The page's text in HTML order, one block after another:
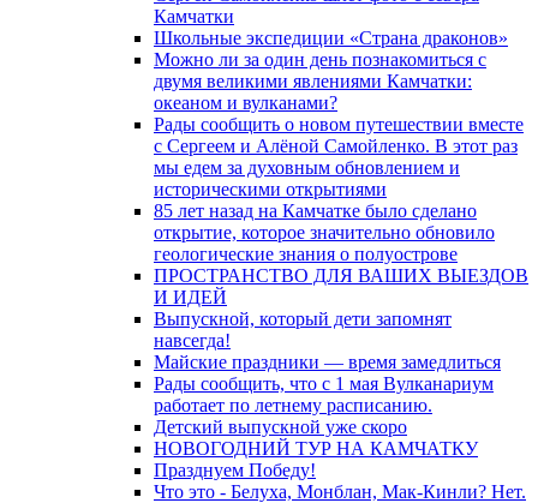
Камчатки
Школьные экспедиции «Страна драконов»
Можно ли за один день познакомиться с
двумя великими явлениями Камчатки:
океаном и вулканами?
Рады сообщить о новом путешествии вместе
с Сергеем и Алёной Самойленко. В этот раз
мы едем за духовным обновлением и
историческими открытиями
85 лет назад на Камчатке было сделано
открытие, которое значительно обновило
геологические знания о полуострове
ПРОСТРАНСТВО ДЛЯ ВАШИХ ВЫЕЗДОВ
И ИДЕЙ
Выпускной, который дети запомнят
навсегда!
Майские праздники — время замедлиться
Рады сообщить, что с 1 мая Вулканариум
работает по летнему расписанию.
Детский выпускной уже скоро
НОВОГОДНИЙ ТУР НА КАМЧАТКУ
Празднуем Победу!
Что это - Белуха, Монблан, Мак-Кинли? Нет.